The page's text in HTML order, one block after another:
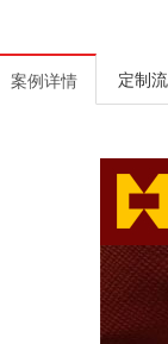
案例详情 定制